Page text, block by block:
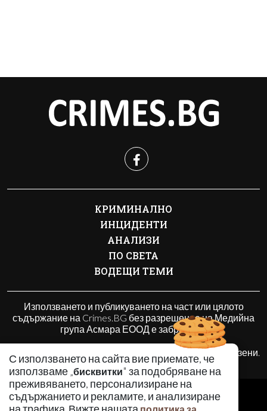
С използването на сайта вие приемате, че
използваме „бисквитки" за подобряване на
преживяването, персонализиране на
съдържанието и рекламите, и анализиране
КРИМИНАЛНО
ИНЦИДЕНТИ
АНАЛИЗИ
ПО СВЕТА
ВОДЕЩИ ТЕМИ
Използването и публикуването на част или цялото
съдържание на Crimes.BG без разрешение на Медийна
група Асмара ЕООД е забранено.
© 2010 - 2026 | Crimes.BG. Всички права запазени.
РЕКЛАМА
КОНТАКТИ